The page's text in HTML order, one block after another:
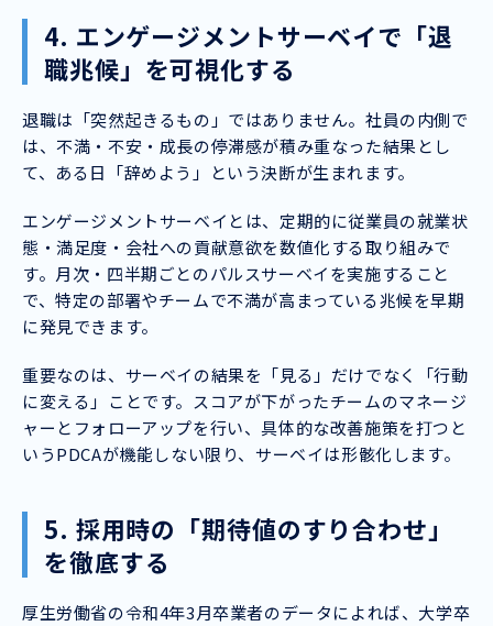
4. エンゲージメントサーベイで「退
職兆候」を可視化する
退職は「突然起きるもの」ではありません。社員の内側で
は、不満・不安・成長の停滞感が積み重なった結果とし
て、ある日「辞めよう」という決断が生まれます。
エンゲージメントサーベイとは、定期的に従業員の就業状
態・満足度・会社への貢献意欲を数値化する取り組みで
す。月次・四半期ごとのパルスサーベイを実施すること
で、特定の部署やチームで不満が高まっている兆候を早期
に発見できます。
重要なのは、サーベイの結果を「見る」だけでなく「行動
に変える」ことです。スコアが下がったチームのマネージ
ャーとフォローアップを行い、具体的な改善施策を打つと
いうPDCAが機能しない限り、サーベイは形骸化します。
5. 採用時の「期待値のすり合わせ」
を徹底する
厚生労働省の令和4年3月卒業者のデータによれば、大学卒